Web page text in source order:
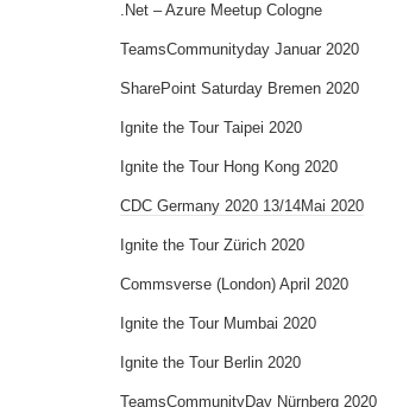
.Net – Azure Meetup Cologne
TeamsCommunityday Januar 2020
SharePoint Saturday Bremen 2020
Ignite the Tour Taipei 2020
Ignite the Tour Hong Kong 2020
CDC Germany 2020 13/14Mai 2020
Ignite the Tour Zürich 2020
Commsverse (London) April 2020
Ignite the Tour Mumbai 2020
Ignite the Tour Berlin 2020
TeamsCommunityDay Nürnberg 2020